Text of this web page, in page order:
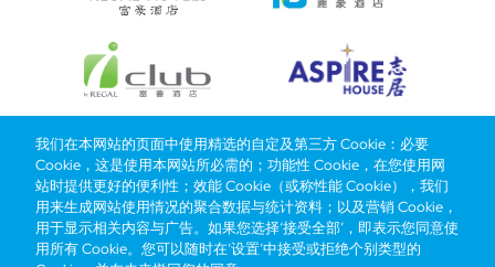
Bottom
menu
选择酒店我们的品牌推广与优惠奖励计划e-shop
管理层简介
我们在本网站的页面中使用精选的自定及第三方 Cookie：必要
Cookie，这是使用本网站所必需的；功能性 Cookie，在您使用网
站时提供更好的便利性；效能 Cookie（或称性能 Cookie），我们
用来生成网站使用情况的聚合数据与统计资料；以及营销 Cookie，
用于显示相关内容与广告。如果您选择‘接受全部’，即表示您同意使
用所有 Cookie。您可以随时在‘设置’中接受或拒绝个别类型的